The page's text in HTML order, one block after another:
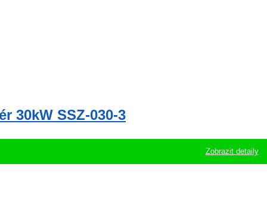
30kW SSZ-030-3
Zobrazit detaily